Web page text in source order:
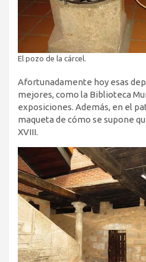
El pozo de la cárcel.
Afortunadamente hoy esas
mejores, como la Biblioteca
exposiciones. Además, en el
maqueta de cómo se supone
XVIII.